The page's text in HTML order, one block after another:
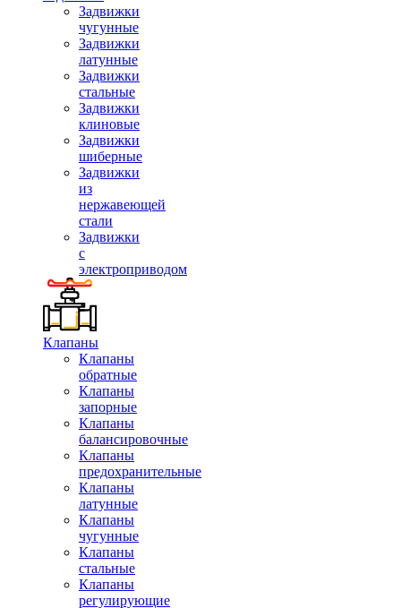
Задвижки
чугунные
Задвижки
латунные
Задвижки
стальные
Задвижки
клиновые
Задвижки
шиберные
Задвижки
из
нержавеющей
стали
Задвижки
с
электроприводом
Клапаны
Клапаны
обратные
Клапаны
запорные
Клапаны
балансировочные
Клапаны
предохранительные
Клапаны
латунные
Клапаны
чугунные
Клапаны
стальные
Клапаны
регулирующие